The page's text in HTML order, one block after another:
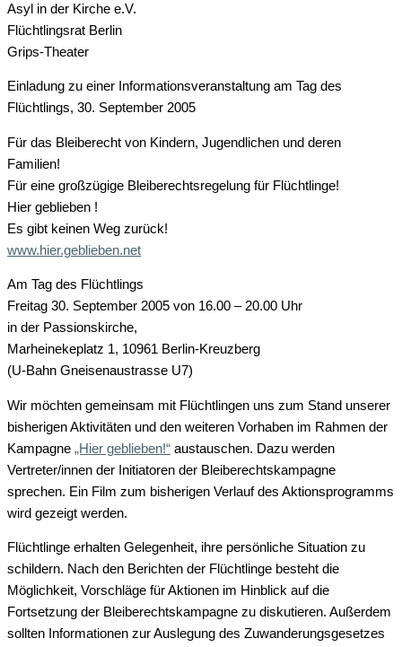
Asyl in der Kirche e.V.
Flüchtlingsrat Berlin
Grips-Theater
Einladung zu einer Informationsveranstaltung am Tag des
Flüchtlings, 30. September 2005
Für das Bleiberecht von Kindern, Jugendlichen und deren
Familien!
Für eine großzügige Bleiberechtsregelung für Flüchtlinge!
Hier geblieben !
Es gibt keinen Weg zurück!
www.hier.geblieben.net
Am Tag des Flüchtlings
Freitag 30. September 2005 von 16.00 – 20.00 Uhr
in der Passionskirche,
Marheinekeplatz 1, 10961 Berlin-Kreuzberg
(U-Bahn Gneisenaustrasse U7)
Wir möchten gemeinsam mit Flüchtlingen uns zum Stand unserer
bisherigen Aktivitäten und den weiteren Vorhaben im Rahmen der
Kampagne „Hier geblieben!“ austauschen. Dazu werden
Vertreter/innen der Initiatoren der Bleiberechtskampagne
sprechen. Ein Film zum bisherigen Verlauf des Aktionsprogramms
wird gezeigt werden.
Flüchtlinge erhalten Gelegenheit, ihre persönliche Situation zu
schildern. Nach den Berichten der Flüchtlinge besteht die
Möglichkeit, Vorschläge für Aktionen im Hinblick auf die
Fortsetzung der Bleiberechtskampagne zu diskutieren. Außerdem
sollten Informationen zur Auslegung des Zuwanderungsgesetzes